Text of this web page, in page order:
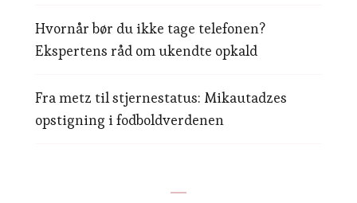
Hvornår bør du ikke tage telefonen?
Ekspertens råd om ukendte opkald
Fra metz til stjernestatus: Mikautadzes
opstigning i fodboldverdenen